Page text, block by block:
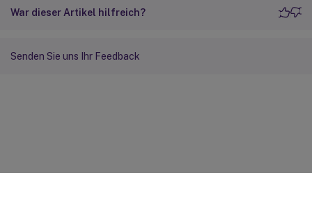
War dieser Artikel hilfreich?
Senden Sie uns Ihr Feedback